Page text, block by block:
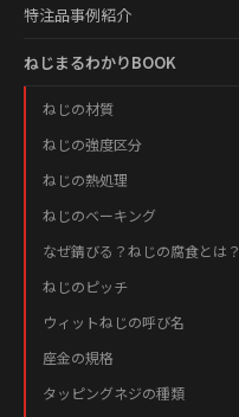
特注品事例紹介
ねじまるわかりBOOK
ねじの材質
ねじの強度区分
ねじの熱処理
ねじのベーキング
なぜ錆びる？ねじの腐食とは？
ねじのピッチ
ウィットねじの呼び名
座金の規格
タッピングネジの種類